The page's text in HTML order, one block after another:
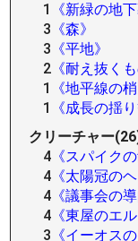
1
《新緑の地下
3 《森》
3 《平地》
2 《耐え抜く
1
《地平線の梢
1
《成長の揺
クリーチャー
4 《スパイク
4 《太陽冠の
4 《議事会の導
4 《東屋のエル
3 《イーオス